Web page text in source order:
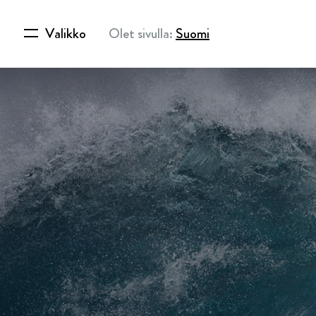
Valikko Olet sivulla:Suomi